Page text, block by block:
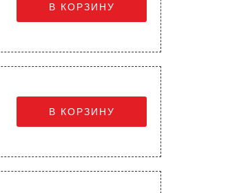
В КОРЗИНУ
В КОРЗИНУ